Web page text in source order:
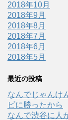
2018年10月
2018年9月
2018年8月
2018年7月
2018年6月
2018年5月
最近の投稿
なんでじゃんけ
ビに勝ったから
なんで渋谷に人